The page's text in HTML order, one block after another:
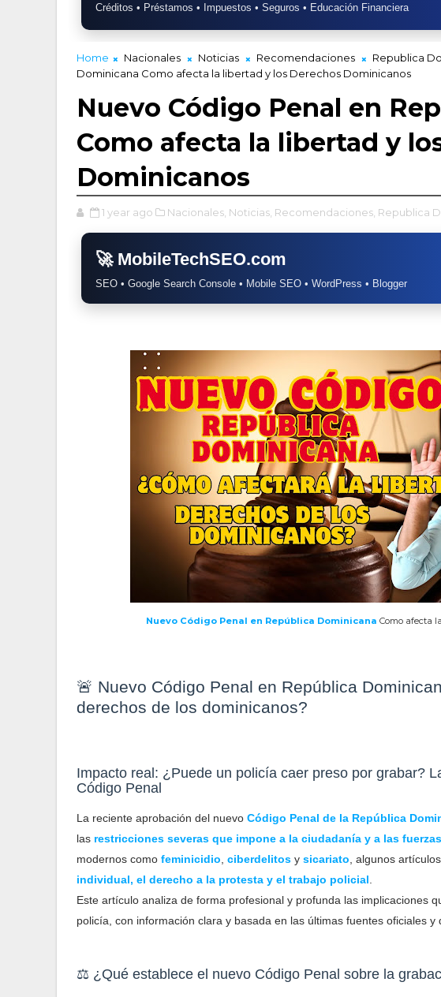
Créditos • Préstamos • Impuestos • Seguros • Educación Financiera
Home Nacionales Noticias Recomendaciones Republica
Dominicana Como afecta la libertad y los Derechos Dominicanos
Nuevo Código Penal en
Como afecta la libertad y
Dominicanos
1 year ago Nacionales, Noticias, Recomendaciones, Republica
🚀 MobileTechSEO.com
SEO • Google Search Console • Mobile SEO • WordPress • Blogger
Nuevo Código Penal en República Dominicana Como afecta
🚨 Nuevo Código Penal en República
derechos de los dominicanos?
Impacto real: ¿Puede un policía caer preso por grabar?
Código Penal
La reciente aprobación del nuevo Código Penal de la República
las restricciones severas que impone a la ciudadanía y a las
modernos como feminicidio ciberdelitos y sicariato , algunos
individual, el derecho a la protesta y el trabajo policial
Este artículo analiza de forma profesional y profunda las implicaciones
policía, con información clara y basada en las últimas fuentes oficiales y
⚖️ ¿Qué establece el nuevo Código Penal sobre la